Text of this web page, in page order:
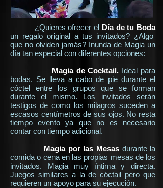
¿Quieres ofrecer el Día de tu Boda
un regalo original a tus invitados? ¿Algo
que no olviden jamás? Inunda de Magia un
día tan especial con diferentes opciones:
Magia de Cocktail. Ideal para
bodas. Se lleva a cabo de pie durante el
cóctel entre los grupos que se forman
durante el mismo. Los invitados serán
testigos de como los milagros suceden a
escasos centímetros de sus ojos. No resta
tiempo evento ya que no es necesario
contar con tiempo adicional.
Magia por las Mesas durante la
comida o cena en las propias mesas de los
invitados. Magia muy íntima y directa.
Juegos similares a la de cóctail pero que
requieren un apoyo para su ejecución.